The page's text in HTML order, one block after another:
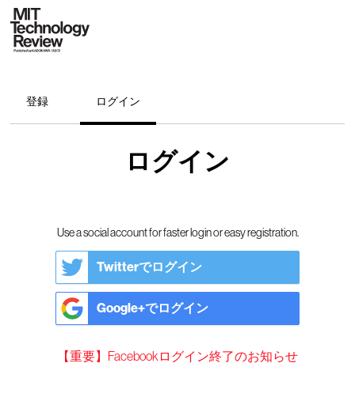
登録 ログイン
ログイン
Use a social account for faster login or easy registration.
Twitterでログイン
Google+でログイン
【重要】Facebookログイン終了のお知らせ